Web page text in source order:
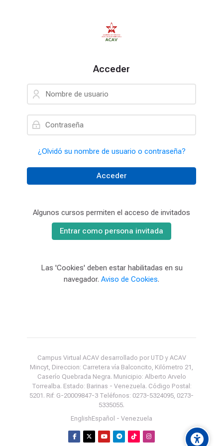
Acceder
Nombre de usuario
Contraseña
¿Olvidó su nombre de usuario o contraseña?
Acceder
Algunos cursos permiten el acceso de invitados
Entrar como persona invitada
Las 'Cookies' deben estar habilitadas en su
navegador. Aviso de Cookies.
Campus Virtual ACAV desarrollado por UTD y ACAV
Mincyt, Direccion: Carretera vía Balconcito, Kilómetro 21,
Caserío Quebrada Negra. Municipio: Alberto Arvelo
Torrealba. Estado: Barinas - Venezuela. Código Postal:
5201. Rif: G-20009847-3 Teléfonos: 0273-5324095, 0273-
5335055.
EnglishEspañol - Venezuela